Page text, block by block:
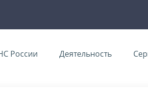
России Деятельность